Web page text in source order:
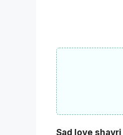
Sad love shayri